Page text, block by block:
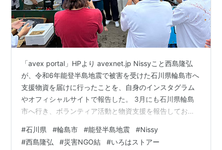
「avex portal」HPより avexnet.jp Nissyこと西島隆弘
が、令和6年能登半島地震で被害を受けた石川県輪島市へ
支援物資を届けに行ったことを、自身のインスタグラム
やオフィシャルサイトで報告した。 3月にも石川県輪島
市へ行き、ボランティア活動と物資支援を報告してお
Anniversary LIVE VIEWING TOUR 2023 -Nissy Meets
You-』の各会場に設置をしていた「令和6年能登半島地震
#石川県 #輪島市 #能登半島地震 #Nissy
#西島隆弘 #災害NGO結 #いろはストアー